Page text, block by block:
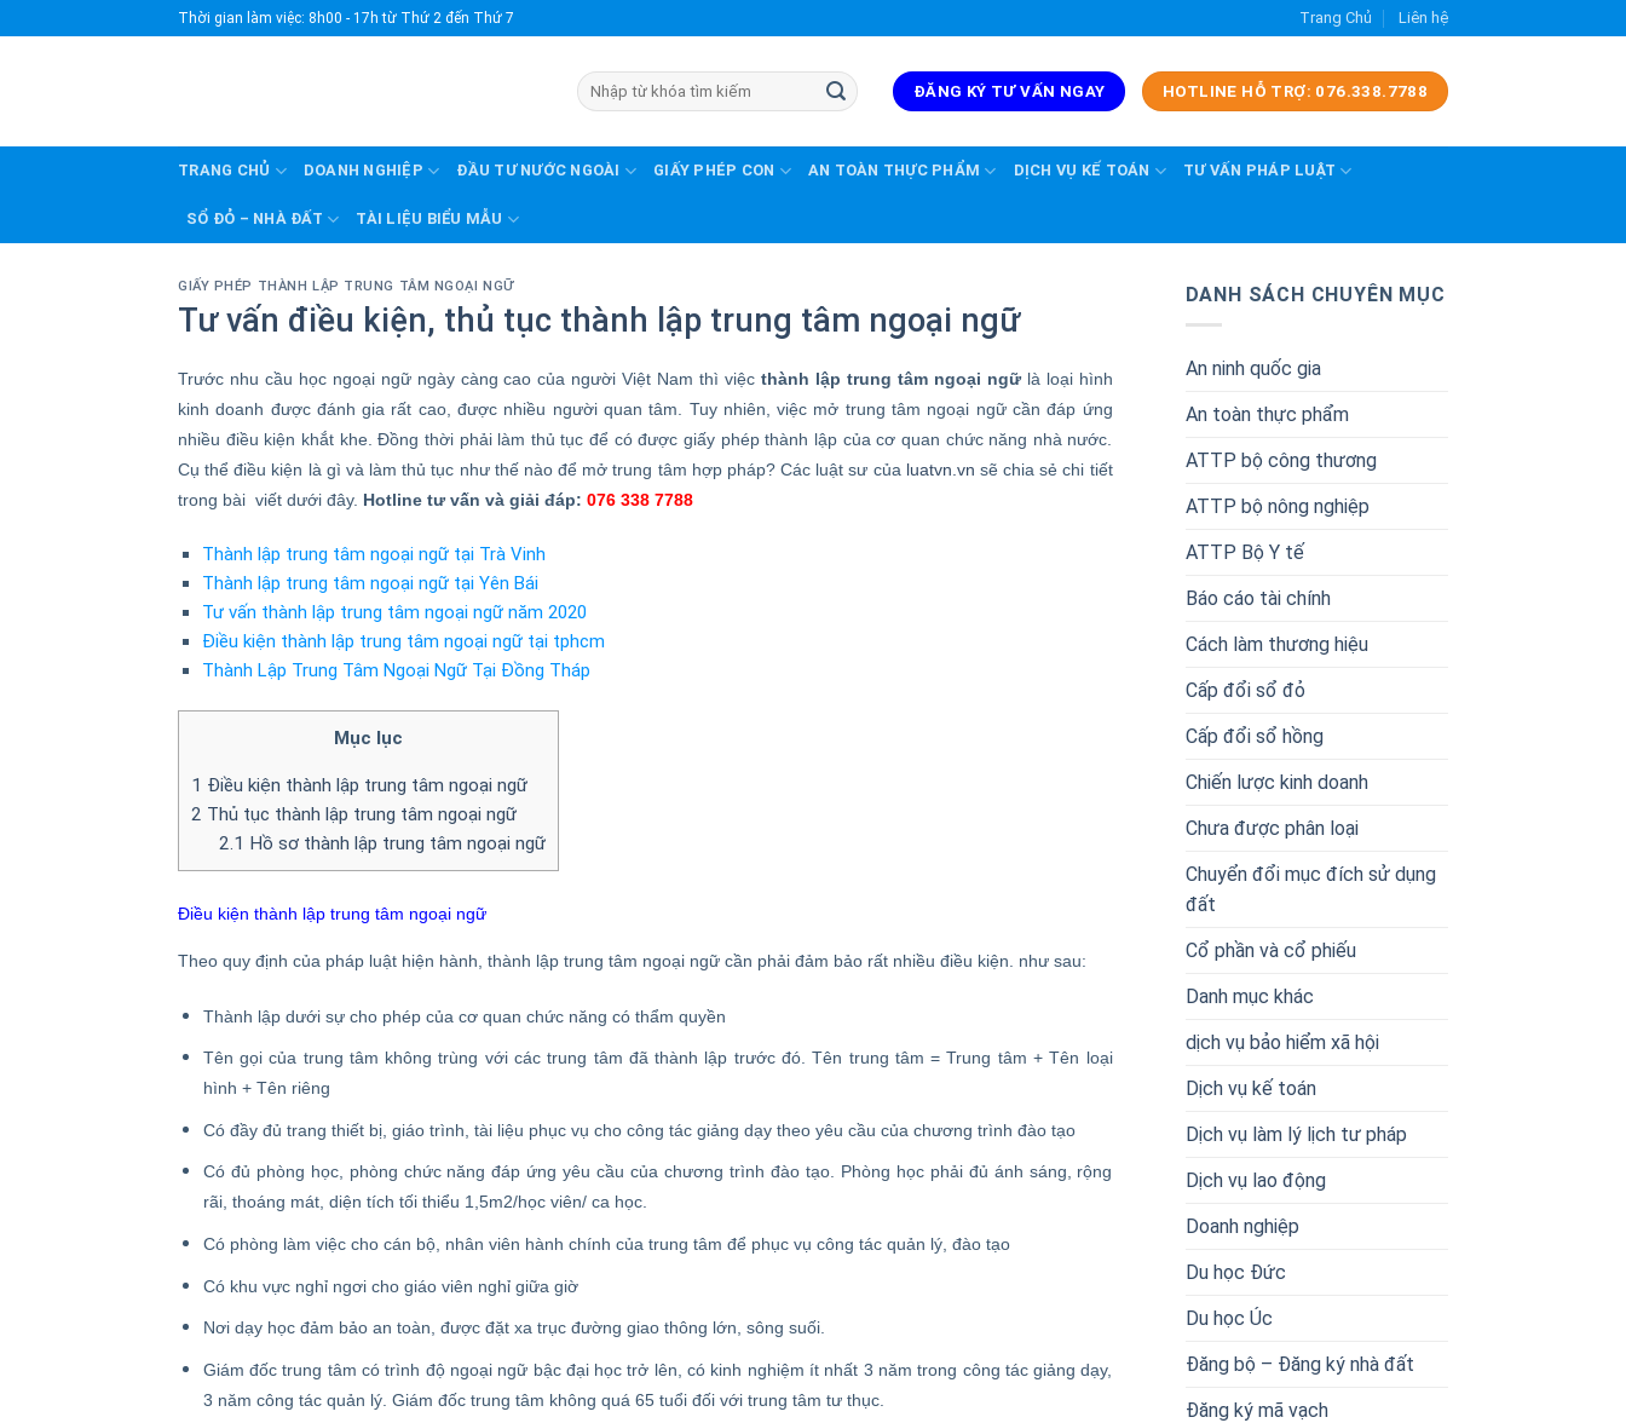
to
Thời gian làm việc: 8h00 - 17h từ Thứ 2 đến Thứ 7 Trang Chủ Liên hệ
ĐĂNG KÝ TƯ VẤN NGAY HOTLINE HỖ TRỢ: 076.338.7788
TRANG CHỦ DOANH NGHIỆP ĐẦU TƯ NƯỚC NGOÀI GIẤY PHÉP CON AN TOÀN THỰC PHẨM DỊCH VỤ KẾ TOÁN TƯ VẤN PHÁP LUẬT
SỔ ĐỎ – NHÀ ĐẤT TÀI LIỆU BIỂU MẪU
GIẤY PHÉP THÀNH LẬP TRUNG TÂM NGOẠI NGỮ
Tư vấn điều kiện, thủ tục thành lập trung tâm ngoại ngữ
Trước nhu cầu học ngoại ngữ ngày càng cao của người Việt Nam thì việcthành lập trung tâm ngoại ngữlà loại hình
kinh doanh được đánh gia rất cao, được nhiều người quan tâm. Tuy nhiên, việc mở trung tâm ngoại ngữ cần đáp ứng
nhiều điều kiện khắt khe. Đồng thời phải làm thủ tục để có được giấy phép thành lập của cơ quan chức năng nhà nước.
Cụ thể điều kiện là gì và làm thủ tục như thế nào để mở trung tâm hợp pháp? Các luật sư của luatvn.vn sẽ chia sẻ chi tiết
trong bài viết dưới đây. Hotline tư vấn và giải đáp: 076 338 7788
Thành lập trung tâm ngoại ngữ tại Trà Vinh
Thành lập trung tâm ngoại ngữ tại Yên Bái
Tư vấn thành lập trung tâm ngoại ngữ năm 2020
Điều kiện thành lập trung tâm ngoại ngữ tại tphcm
Thành Lập Trung Tâm Ngoại Ngữ Tại Đồng Tháp
Mục lục
1 Điều kiện thành lập trung tâm ngoại ngữ
2 Thủ tục thành lập trung tâm ngoại ngữ
2.1 Hồ sơ thành lập trung tâm ngoại ngữ
Điều kiện thành lập trung tâm ngoại ngữ
Theo quy định của pháp luật hiện hành, thành lập trung tâm ngoại ngữ cần phải đảm bảo rất nhiều điều kiện. như sau:
Thành lập dưới sự cho phép của cơ quan chức năng có thẩm quyền
Tên gọi của trung tâm không trùng với các trung tâm đã thành lập trước đó. Tên trung tâm = Trung tâm + Tên loại
hình + Tên riêng
Có đầy đủ trang thiết bị, giáo trình, tài liệu phục vụ cho công tác giảng dạy theo yêu cầu của chương trình đào tạo
Có đủ phòng học, phòng chức năng đáp ứng yêu cầu của chương trình đào tạo. Phòng học phải đủ ánh sáng, rộng
rãi, thoáng mát, diện tích tối thiểu 1,5m2/học viên/ ca học.
Có phòng làm việc cho cán bộ, nhân viên hành chính của trung tâm để phục vụ công tác quản lý, đào tạo
Có khu vực nghỉ ngơi cho giáo viên nghỉ giữa giờ
Nơi dạy học đảm bảo an toàn, được đặt xa trục đường giao thông lớn, sông suối.
Giám đốc trung tâm có trình độ ngoại ngữ bậc đại học trở lên, có kinh nghiệm ít nhất 3 năm trong công tác giảng dạy,
3 năm công tác quản lý. Giám đốc trung tâm không quá 65 tuổi đối với trung tâm tư thục.
DANH SÁCH CHUYÊN MỤC
An ninh quốc gia
An toàn thực phẩm
ATTP bộ công thương
ATTP bộ nông nghiệp
ATTP Bộ Y tế
Báo cáo tài chính
Cách làm thương hiệu
Cấp đổi sổ đỏ
Cấp đổi sổ hồng
Chiến lược kinh doanh
Chưa được phân loại
Chuyển đổi mục đích sử dụng
đất
Cổ phần và cổ phiếu
Danh mục khác
dịch vụ bảo hiểm xã hội
Dịch vụ kế toán
Dịch vụ làm lý lịch tư pháp
Dịch vụ lao động
Doanh nghiệp
Du học Đức
Du học Úc
Đăng bộ – Đăng ký nhà đất
Đăng ký mã vạch